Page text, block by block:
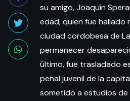
su amigo, Joaquín
edad, quien fue hallado
ciudad cordobesa de
permanecer
último, fue trasladado
penal juvenil de la
sometido a estudios